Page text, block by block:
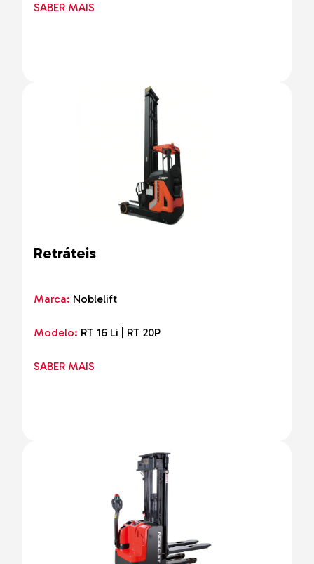
SABER MAIS
Retráteis
Marca: Noblelift
Modelo: RT 16 Li | RT 20P
SABER MAIS